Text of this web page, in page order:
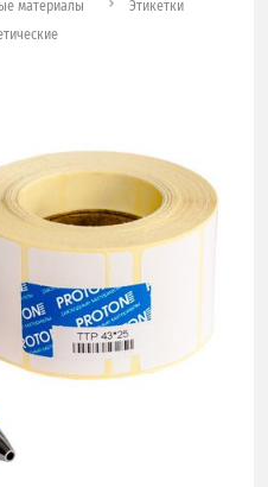
материалы
Этикетки